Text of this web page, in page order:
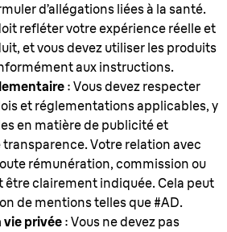
d’allégations liées à la santé.
refléter votre expérience réelle et
et vous devez utiliser les produits
aux instructions.
: Vous devez respecter
et réglementations applicables, y
en matière de publicité et
transparence. Votre relation avec
rémunération, commission ou
être clairement indiquée. Cela peut
de mentions telles que #AD.
vie privée: Vous ne devez pas